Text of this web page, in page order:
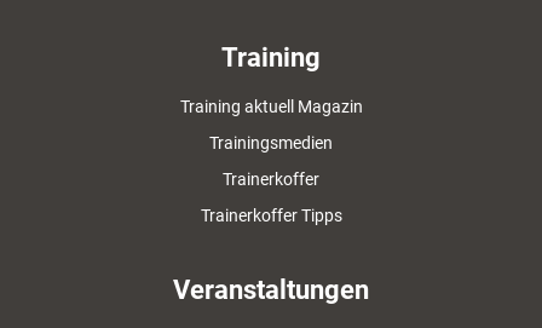
Training
Training aktuell Magazin
Trainingsmedien
Trainerkoffer
Trainerkoffer Tipps
Veranstaltungen